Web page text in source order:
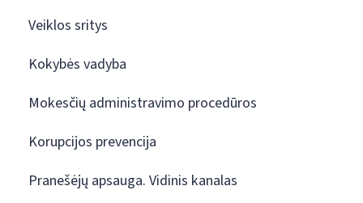
Veiklos sritys
Kokybės vadyba
Mokesčių administravimo procedūros
Korupcijos prevencija
Pranešėjų apsauga. Vidinis kanalas